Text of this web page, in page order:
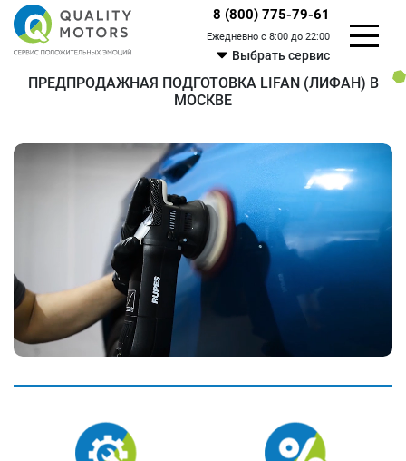
8 (800) 775-79-61
Ежедневно с 8:00 до 22:00
Выбрать сервис
ПРЕДПРОДАЖНАЯ ПОДГОТОВКА LIFAN (ЛИФАН) В
МОСКВЕ